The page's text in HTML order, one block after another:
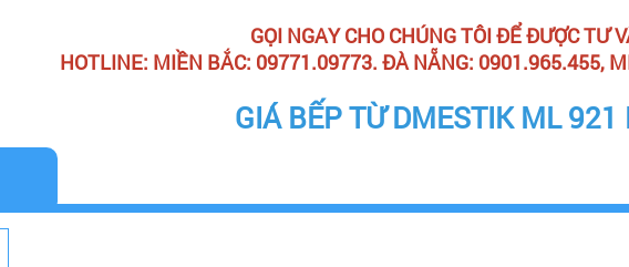
GỌI NGAY CHO CHÚNG TÔI ĐỂ ĐƯỢC TƯ
HOTLINE: MIỀN BẮC: 09771.09773. ĐÀ NẴNG: 0901.965.455,
GIÁ BẾP TỪ DMESTIK ML 921